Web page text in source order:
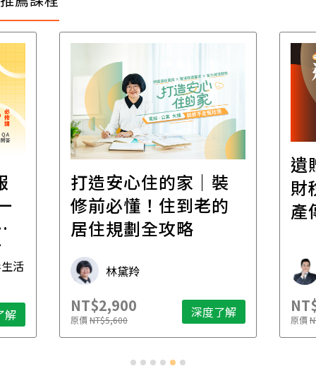
活
解
打造安心住的家｜裝
修前必懂！住到老的
居住規劃全攻略
林黛羚
NT$2,900
原價NT$5,600 深度了解
遺
財
產
原價